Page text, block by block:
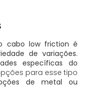
cabo low friction é
de variações.
específicas do
para esse tipo
de metal ou